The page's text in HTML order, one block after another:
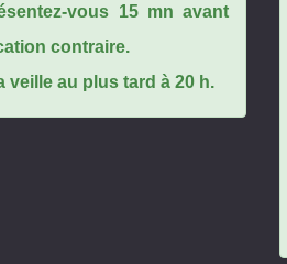
vous 15 mn avant
contraire.
au plus tard à 20 h.